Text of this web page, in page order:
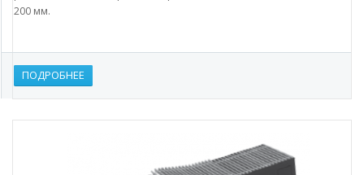
200 мм.
ПОДРОБНЕЕ